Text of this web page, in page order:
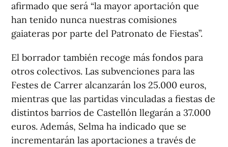
afirmado que será “la mayor aportación que
han tenido nunca nuestras comisiones
gaiateras por parte del Patronato de Fiestas”.
El borrador también recoge más fondos para
otros colectivos. Las subvenciones para las
Festes de Carrer alcanzarán los 25.000 euros,
mientras que las partidas vinculadas a fiestas de
distintos barrios de Castellón llegarán a 37.000
euros. Además, Selma ha indicado que se
incrementarán las aportaciones a través de